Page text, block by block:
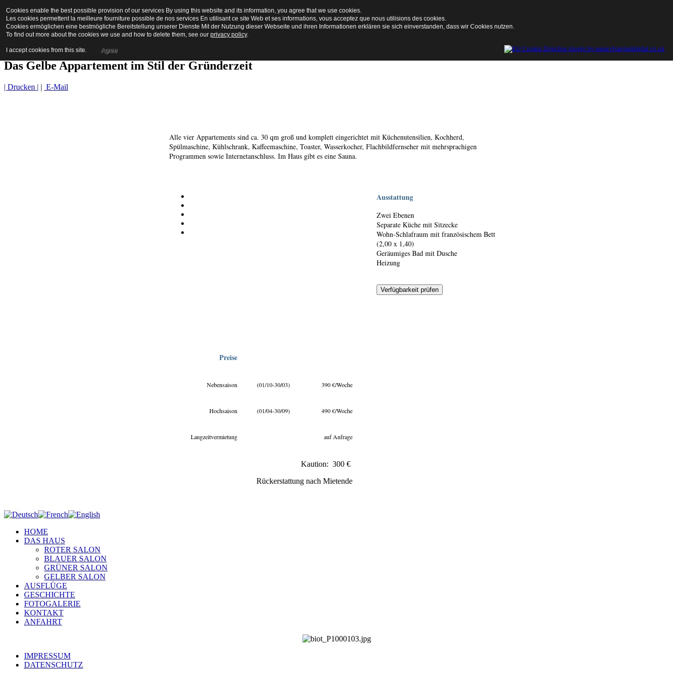
La Maison en Couleurs
Das Gelbe Appartement im Stil der Gründerzeit
| Drucken | | E-Mail
Alle vier Appartements sind ca. 30 qm groß und komplett eingerichtet mit Küchenutensilien, Kochherd,
Spülmaschine, Kühlschrank, Kaffeemaschine, Toaster, Wasserkocher, Flachbildfernseher mit mehrsprachigen
Programmen sowie Internetanschluss. Im Haus gibt es eine Sauna.
Ausstattung
Zwei Ebenen
Separate Küche mit Sitzecke
Wohn-Schlafraum mit französischem Bett
(2,00 x 1,40)
Geräumiges Bad mit Dusche
Heizung
Preise
Nebensaison (01/10-30/03) 390 €/Woche
Hochsaison (01/04-30/09) 490 €/Woche
Langzeitvermietung auf Anfrage
Kaution: 300 €
Rückerstattung nach Mietende
HOME
DAS HAUS
ROTER SALON
BLAUER SALON
GRÜNER SALON
GELBER SALON
AUSFLÜGE
GESCHICHTE
FOTOGALERIE
KONTAKT
ANFAHRT
IMPRESSUM
DATENSCHUTZ
Cookies enable the best possible provision of our services By using this website and its information, you agree that we use cookies.
Les cookies permettent la meilleure fourniture possible de nos services En utilisant ce site Web et ses informations, vous acceptez que nous utilisions des cookies.
Cookies ermöglichen eine bestmögliche Bereitstellung unserer Dienste Mit der Nutzung dieser Webseite und ihren Informationen erklären sie sich einverstanden, dass wir Cookies nutzen.
To find out more about the cookies we use and how to delete them, see our privacy policy.
I accept cookies from this site. Agree